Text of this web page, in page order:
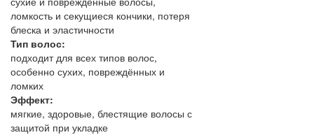
ломкость и секущиеся кончики, потеря
блеска и эластичности
Тип волос:
подходит для всех типов волос,
особенно сухих, повреждённых и
ломких
Эффект:
мягкие, здоровые, блестящие волосы с
защитой при укладке